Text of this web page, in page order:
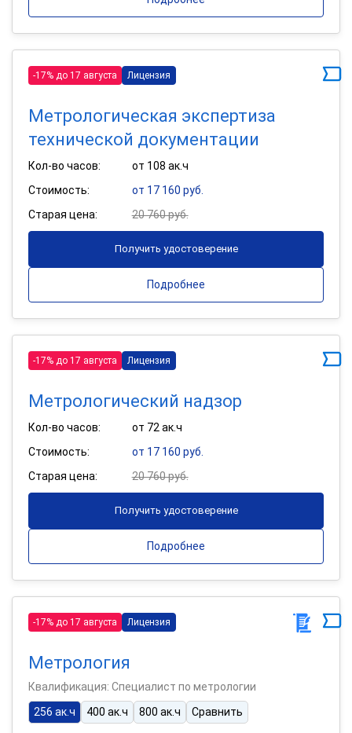
-17% до 17 августа Лицензия
Метрологическая экспертиза
технической документации
Кол-во часов:
от 108 ак.ч
Стоимость:
от 17 160 руб.
Старая цена:
20 760 руб.
Получить удостоверение
Подробнее
-17% до 17 августа Лицензия
Метрологический надзор
Кол-во часов:
от 72 ак.ч
Стоимость:
от 17 160 руб.
Старая цена:
20 760 руб.
Получить удостоверение
Подробнее
-17% до 17 августа Лицензия
Метрология
Квалификация: Специалист по метрологии
256 ак.ч
400 ак.ч 800 ак.ч Сравнить